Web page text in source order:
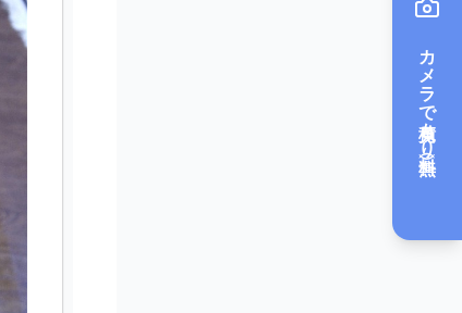
カメラで見積もり（無料）